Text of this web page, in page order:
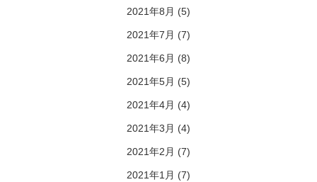
2021年8月 (5)
2021年7月 (7)
2021年6月 (8)
2021年5月 (5)
2021年4月 (4)
2021年3月 (4)
2021年2月 (7)
2021年1月 (7)